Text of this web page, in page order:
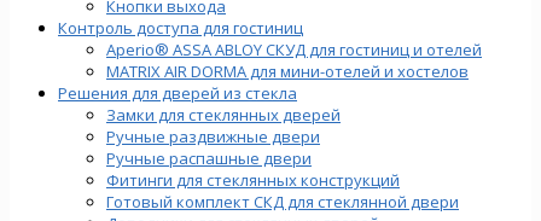
Кнопки выхода
Контроль доступа для гостиниц
Aperio® ASSA ABLOY СКУД для гостиниц и отелей
MATRIX AIR DORMA для мини-отелей и хостелов
Решения для дверей из стекла
Замки для стеклянных дверей
Ручные раздвижные двери
Ручные распашные двери
Фитинги для стеклянных конструкций
Готовый комплект СКД для стеклянной двери